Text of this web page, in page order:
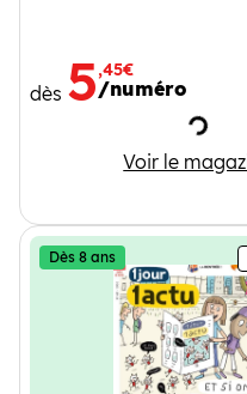
dès 5,45€
/numéro
Voir le
Dès 8 ans